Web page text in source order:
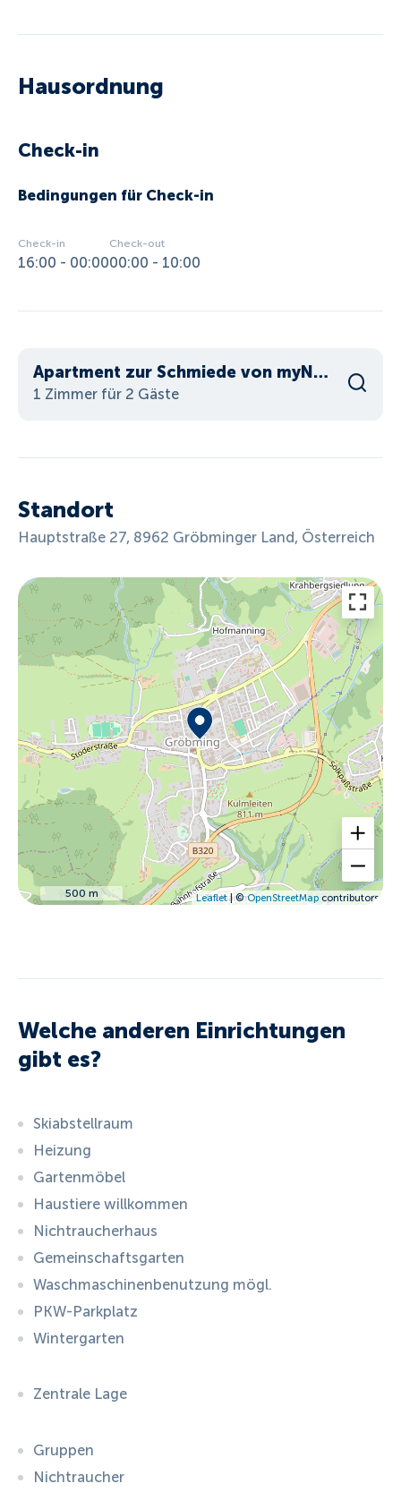
Hausordnung
Check-in
Bedingungen für Check-in
Check-in
16:00 - 00:00
Check-out
00:00 - 10:00
Apartment zur Schmiede von myNests
1 Zimmer für 2 Gäste
Standort
Hauptstraße 27, 8962 Gröbminger Land, Österreich
500 m Leaflet| ©OpenStreetMapcontributors
Welche anderen Einrichtungen
gibt es?
Skiabstellraum
Heizung
Gartenmöbel
Haustiere willkommen
Nichtraucherhaus
Gemeinschaftsgarten
Waschmaschinenbenutzung mögl.
PKW-Parkplatz
Wintergarten
Zentrale Lage
Gruppen
Nichtraucher